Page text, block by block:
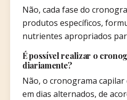
Não, cada fase do
produtos específicos,
nutrientes apropriados
É possível realizar o
diariamente?
Não, o cronograma capilar
em dias alternados, de